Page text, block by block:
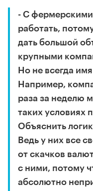
- С фермерскими
работать,
дать большой
крупными
Но не всегда
Например,
раза за неделю
таких условиях
Объяснить
Ведь у них все
от скачков
с ними, потому
абсолютно